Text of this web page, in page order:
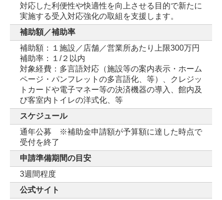
対応した利便性や快適性を向上させる目的で新たに
実施する受入対応強化の取組を支援します。
補助額／補助率
補助額：１施設／店舗／営業所あたり上限300万円
補助率：１/２以内
対象経費：多言語対応（施設等の案内表示・ホーム
ページ・パンフレットの多言語化、等）、クレジッ
トカードや電子マネー等の決済機器の導入、館内及
び客室内トイレの洋式化、等
スケジュール
通年公募 ※補助金申請額が予算額に達した時点で
受付を終了
申請準備期間の目安
3週間程度
公式サイト